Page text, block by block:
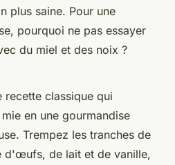
plus saine. Pour une
pourquoi ne pas essayer
du miel et des noix ?
recette classique qui
en une gourmandise
Trempez les tranches de
d'œufs, de lait et de vanille,